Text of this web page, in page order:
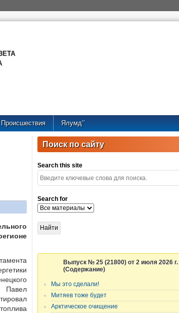
Происшествия Ялумд’’
Павел
Поиск по сайту
Search this site
Search for
Выпуск № 25 (21800) от 2 июля 2026 г.
(Содержание)
Мы это сделали!
Митяев тоже будет
Арктическое очищение